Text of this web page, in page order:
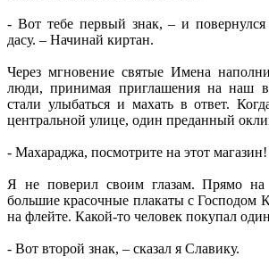
- Вот тебе первый знак, – и повернулся
дасу. – Начинай киртан.
Через мгновение святые Имена
люди, принимая приглашения на наш
стали улыбаться и махать в ответ.
центральной улице, один преданный
- Махараджа, посмотрите на этот магазин!
Я не поверил своим глазам. Прямо на
большие красочные плакаты с
на флейте. Какой-то человек покупал
- Вот второй знак, – сказал я Славику.